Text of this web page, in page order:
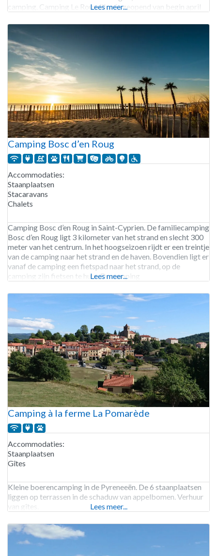
camping. Camping Le Roussillon is geopend van begin april
Lees meer...
Camping Bosc d’en Roug
Accommodaties:
Staanplaatsen
Stacaravans
Chalets
Camping Bosc d’en Roug in Saint-Cyprien. De familiecamping
Bosc d’en Roug ligt 3 kilometer van het strand en slecht 300
meter van het centrum. In het hoogseizoen rijdt er een treintje
van de camping naar het strand en de haven. Bovendien ligt er
vanaf de camping een fietspad naar het strand, op de
camping zijn fietsen te huur. De camping
Lees meer...
Camping à la ferme La Pomarède
Accommodaties:
Staanplaatsen
Gîtes
Kleine boerencamping in de Pyreneeën. De 6 staanplaatsen
liggen op terrassen in de schaduw van appelbomen. Verhuur
van gîtes.
Lees meer...